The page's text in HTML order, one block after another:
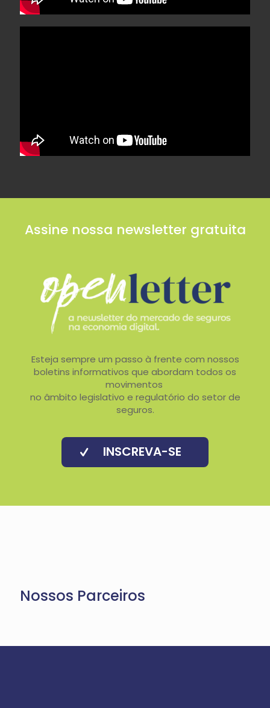
Assine nossa newsletter gratuita
Esteja sempre um passo à frente com nossos
boletins informativos que abordam todos os
movimentos
no âmbito legislativo e regulatório do setor de
seguros.
INSCREVA-SE
Nossos Parceiros